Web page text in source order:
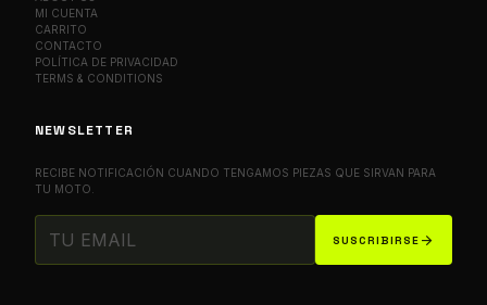
MI CUENTA
CARRITO
CONTACTO
POLÍTICA DE PRIVACIDAD
TERMS & CONDITIONS
NEWSLETTER
RECIBE NOTIFICACIÓN CUANDO TENGAMOS PIEZAS QUE SIRVAN PARA
TU MOTO.
SUSCRIBIRSE arrow_forward